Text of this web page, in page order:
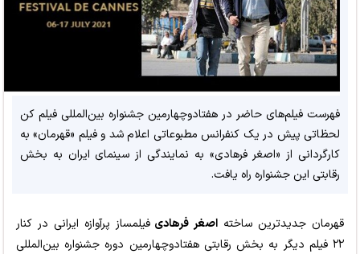
فهرست فیلم‌های حاضر در هفتادوچهارمین جشنواره بین‌المللی فیلم کن
لحظاتی پیش در یک کنفرانس مطبوعاتی اعلام شد و فیلم «قهرمان» به
کارگردانی از «اصغر فرهادی» به نمایندگی از سینمای ایران به بخش
رقابتی این جشنواره راه یافت.
قهرمان جدیدترین ساخته اصغر فرهادیفیلمساز پرآوازه ایرانی در کنار
۲۲ فیلم دیگر به بخش رقابتی هفتادوچهارمین دوره جشنواره بین‌المللی